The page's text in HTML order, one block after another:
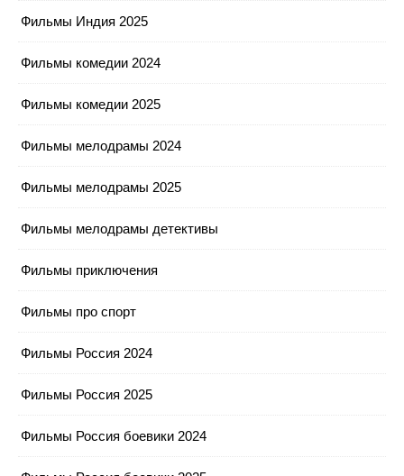
Фильмы Индия 2025
Фильмы комедии 2024
Фильмы комедии 2025
Фильмы мелодрамы 2024
Фильмы мелодрамы 2025
Фильмы мелодрамы детективы
Фильмы приключения
Фильмы про спорт
Фильмы Россия 2024
Фильмы Россия 2025
Фильмы Россия боевики 2024